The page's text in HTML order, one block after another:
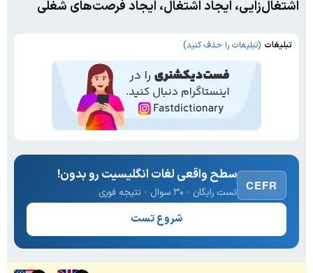
اشتغال‌زایی، ایجاد اشتغال، ایجاد فرصت‌های شغلی
تبلیغات (تبلیغات را حذف کنید)
CEFR
سطح واقعی لغات انگلیسیت رو بدون!
تست رایگان · ۳۰ سوال · نتیجه فوری
شروع تست